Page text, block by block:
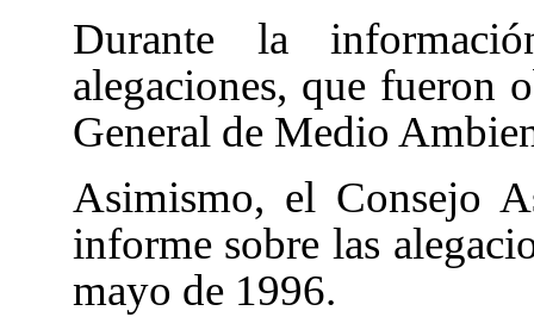
Durante la
alegaciones, que fueron
General de Medio
Asimismo, el Consejo
informe sobre las
mayo de 1996.